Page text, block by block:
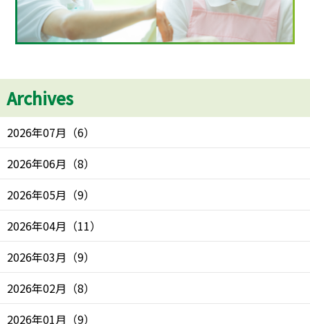
Archives
2026年07月 （6）
2026年06月 （8）
2026年05月 （9）
2026年04月 （11）
2026年03月 （9）
2026年02月 （8）
2026年01月 （9）